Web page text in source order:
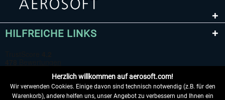
HILFREICHE LINKS
Herzlich willkommen auf aerosoft.com!
Wir verwenden Cookies. Einige davon sind technisch notwendig (z.B. für den
Warenkorb), andere helfen uns, unser Angebot zu verbessern und Ihnen ein